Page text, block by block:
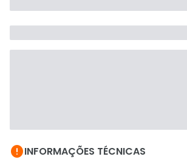
INFORMAÇÕES TÉCNICAS